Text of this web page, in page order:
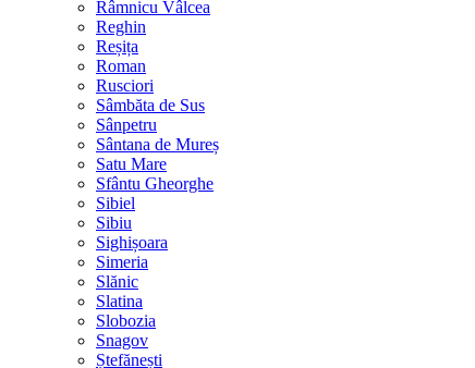
Râmnicu Vâlcea
Reghin
Reșița
Roman
Rusciori
Sâmbăta de Sus
Sânpetru
Sântana de Mureș
Satu Mare
Sfântu Gheorghe
Sibiel
Sibiu
Sighișoara
Simeria
Slănic
Slatina
Slobozia
Snagov
Ștefănești